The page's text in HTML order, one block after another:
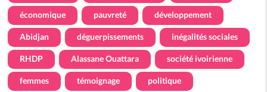
économique pauvreté développement
Abidjan déguerpissements inégalités sociales
RHDP Alassane Ouattara société ivoirienne
femmes témoignage politique